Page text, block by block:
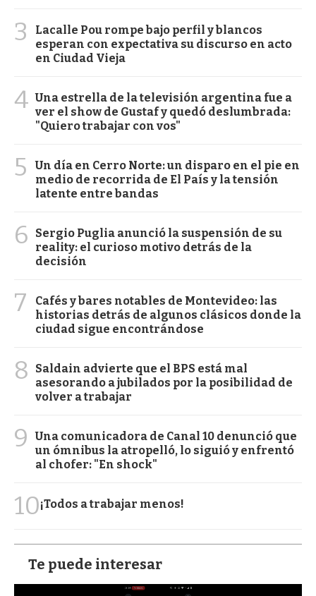
3
Lacalle Pou rompe bajo perfil y blancos
esperan con expectativa su discurso en acto
en Ciudad Vieja
4 Una estrella de la televisión argentina fue a
ver el show de Gustaf y quedó deslumbrada:
"Quiero trabajar con vos"
5
Un día en Cerro Norte: un disparo en el pie en
medio de recorrida de El País y la tensión
latente entre bandas
6
Sergio Puglia anunció la suspensión de su
reality: el curioso motivo detrás de la
decisión
7
Cafés y bares notables de Montevideo: las
historias detrás de algunos clásicos donde la
ciudad sigue encontrándose
8
Saldain advierte que el BPS está mal
asesorando a jubilados por la posibilidad de
volver a trabajar
9
Una comunicadora de Canal 10 denunció que
un ómnibus la atropelló, lo siguió y enfrentó
al chofer: "En shock"
10¡Todos a trabajar menos!
Te puede interesar